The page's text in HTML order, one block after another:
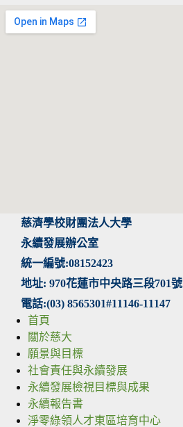
慈濟學校財團法人大學
永續發展辦公室
統一編號:08152423
地址: 970花蓮市中央路三段701號
電話:(03) 8565301#11146-11147
首頁
關於慈大
願景與目標
社會責任與永續發展
永續發展檢視目標與成果
永續報告書
淨零綠領人才東區培育中心